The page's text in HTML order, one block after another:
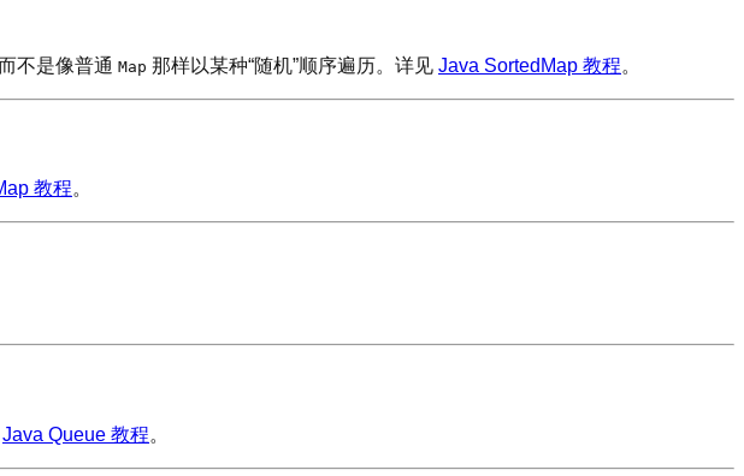
不是像普通 Map 那样以某种“随机”顺序遍历。详见 Java SortedMap 教程。
教程。
Java Queue 教程。